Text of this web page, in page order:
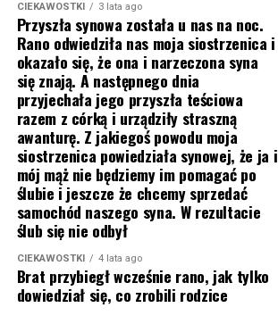
CIEKAWOSTKI 3 lata ago
Przyszła synowa została u nas na noc.
Rano odwiedziła nas moja siostrzenica i
okazało się, że ona i narzeczona syna
się znają. A następnego dnia
przyjechała jego przyszła teściowa
razem z córką i urządziły straszną
awanturę. Z jakiegoś powodu moja
siostrzenica powiedziała synowej, że ja i
mój mąż nie będziemy im pomagać po
ślubie i jeszcze że chcemy sprzedać
samochód naszego syna. W rezultacie
ślub się nie odbył
CIEKAWOSTKI 4 lata ago
Brat przybiegł wcześnie rano, jak tylko
dowiedział się, co zrobili rodzice